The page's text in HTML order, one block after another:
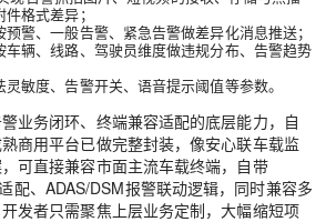
格式差异；
警、一般告警、紧急告警做差异化消息推送；
辆、线路、驾驶员维度做违规分布、告警趋势
敏度、告警开关、语音提示阈值等参数。
业务闭环、终端兼容适配的底层能力，自
商用平台已做完整封装，像安心联车载监
可直接兼容市面主流车载终端，自带
配、ADAS/DSM报警联动逻辑，同时兼容多
发者只需聚焦上层业务定制，大幅缩短项